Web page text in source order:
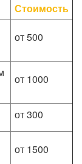
Стоимость
от 500
от 1000
от 300
от 1500